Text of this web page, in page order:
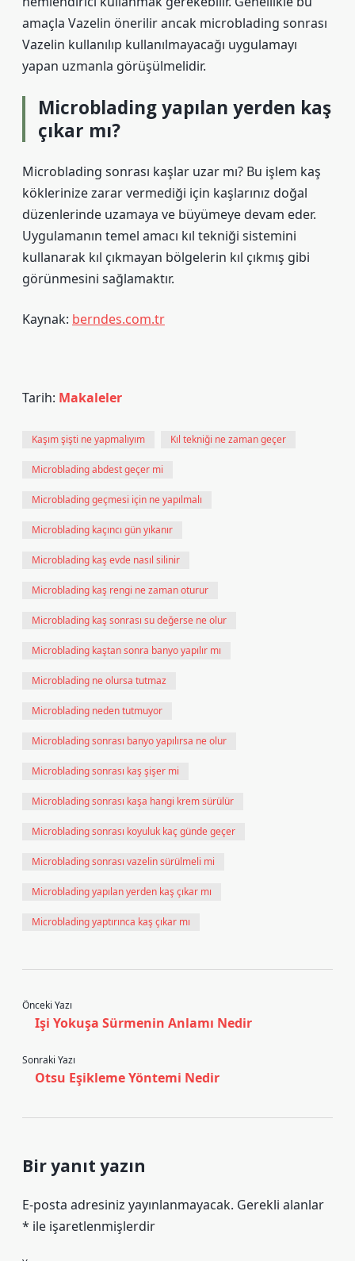
amaçla Vazelin önerilir ancak microblading sonrası
Vazelin kullanılıp kullanılmayacağı uygulamayı
yapan uzmanla görüşülmelidir.
Microblading yapılan yerden kaş
çıkar mı?
Microblading sonrası kaşlar uzar mı? Bu işlem kaş
köklerinize zarar vermediği için kaşlarınız doğal
düzenlerinde uzamaya ve büyümeye devam eder.
Uygulamanın temel amacı kıl tekniği sistemini
kullanarak kıl çıkmayan bölgelerin kıl çıkmış gibi
görünmesini sağlamaktır.
Kaynak: berndes.com.tr
Tarih: Makaleler
Kaşım şişti ne yapmalıyım Kıl tekniği ne zaman geçer
Microblading abdest geçer mi
Microblading geçmesi için ne yapılmalı
Microblading kaçıncı gün yıkanır
Microblading kaş evde nasıl silinir
Microblading kaş rengi ne zaman oturur
Microblading kaş sonrası su değerse ne olur
Microblading kaştan sonra banyo yapılır mı
Microblading ne olursa tutmaz
Microblading neden tutmuyor
Microblading sonrası banyo yapılırsa ne olur
Microblading sonrası kaş şişer mi
Microblading sonrası kaşa hangi krem sürülür
Microblading sonrası koyuluk kaç günde geçer
Microblading sonrası vazelin sürülmeli mi
Microblading yapılan yerden kaş çıkar mı
Microblading yaptırınca kaş çıkar mı
Önceki Yazı
Işi Yokuşa Sürmenin Anlamı Nedir
Sonraki Yazı
Otsu Eşikleme Yöntemi Nedir
Bir yanıt yazın
E-posta adresiniz yayınlanmayacak. Gerekli alanlar
* ile işaretlenmişlerdir